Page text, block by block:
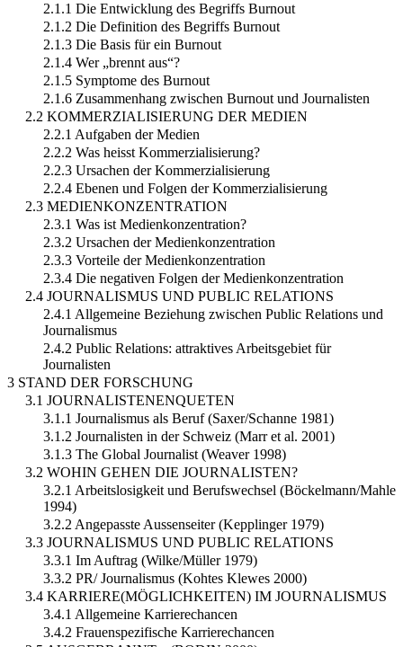
2.1.1 Die Entwicklung des Begriffs Burnout
2.1.2 Die Definition des Begriffs Burnout
2.1.3 Die Basis für ein Burnout
2.1.4 Wer „brennt aus“?
2.1.5 Symptome des Burnout
2.1.6 Zusammenhang zwischen Burnout und Journalisten
2.2 KOMMERZIALISIERUNG DER MEDIEN
2.2.1 Aufgaben der Medien
2.2.2 Was heisst Kommerzialisierung?
2.2.3 Ursachen der Kommerzialisierung
2.2.4 Ebenen und Folgen der Kommerzialisierung
2.3 MEDIENKONZENTRATION
2.3.1 Was ist Medienkonzentration?
2.3.2 Ursachen der Medienkonzentration
2.3.3 Vorteile der Medienkonzentration
2.3.4 Die negativen Folgen der Medienkonzentration
2.4 JOURNALISMUS UND PUBLIC RELATIONS
2.4.1 Allgemeine Beziehung zwischen Public Relations und
Journalismus
2.4.2 Public Relations: attraktives Arbeitsgebiet für
Journalisten
3 STAND DER FORSCHUNG
3.1 JOURNALISTENENQUETEN
3.1.1 Journalismus als Beruf (Saxer/Schanne 1981)
3.1.2 Journalisten in der Schweiz (Marr et al. 2001)
3.1.3 The Global Journalist (Weaver 1998)
3.2 WOHIN GEHEN DIE JOURNALISTEN?
3.2.1 Arbeitslosigkeit und Berufswechsel (Böckelmann/Mahle
1994)
3.2.2 Angepasste Aussenseiter (Kepplinger 1979)
3.3 JOURNALISMUS UND PUBLIC RELATIONS
3.3.1 Im Auftrag (Wilke/Müller 1979)
3.3.2 PR/ Journalismus (Kohtes Klewes 2000)
3.4 KARRIERE(MÖGLICHKEITEN) IM JOURNALISMUS
3.4.1 Allgemeine Karrierechancen
3.4.2 Frauenspezifische Karrierechancen